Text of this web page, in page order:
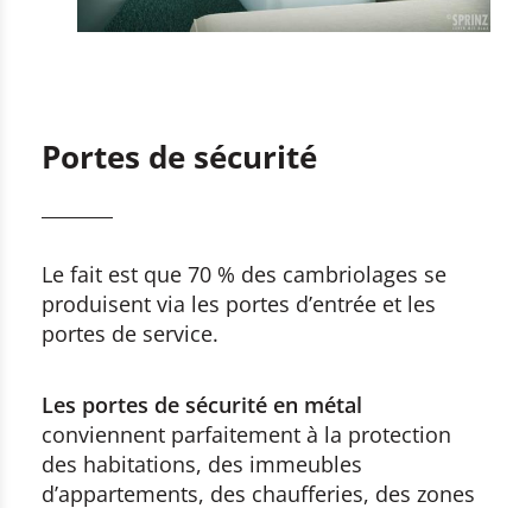
Portes de sécurité
Le fait est que 70 % des cambriolages se
produisent via les portes d’entrée et les
portes de service.
Les portes de sécurité en métal
conviennent parfaitement à la protection
des habitations, des immeubles
d’appartements, des chaufferies, des zones